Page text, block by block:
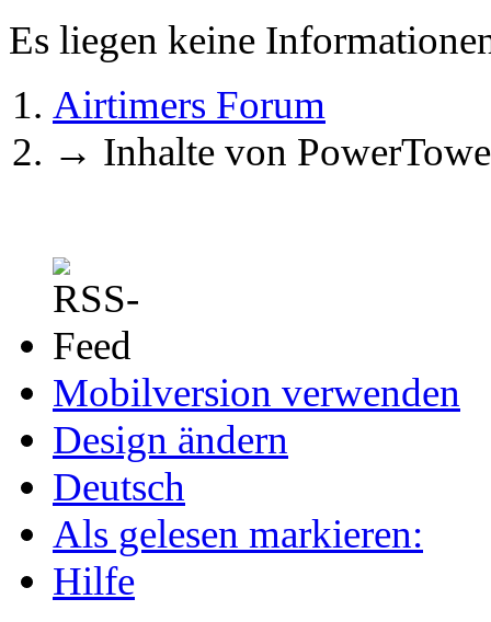
Es liegen keine
Airtimers Forum
→ Inhalte von
Mobilversion verwenden
Design ändern
Deutsch
Als gelesen markieren:
Hilfe